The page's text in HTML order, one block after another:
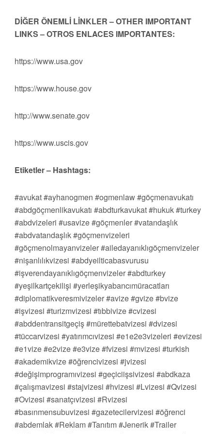
DİĞER ÖNEMLİ LİNKLER – OTHER IMPORTANT
LINKS – OTROS ENLACES IMPORTANTES:
https://www.usa.gov
https://www.house.gov
http://www.senate.gov
https://www.uscis.gov
Etiketler – Hashtags:
#avukat #ayhanogmen #ogmenlaw #göçmenavukatı
#abdgöçmenlikavukatı #abdturkavukat #hukuk #turkey
#abdvizeleri #usavize #göçmenler #vatandaşlık
#abdvatandaşlık #göçmenvizeleri
#göçmenolmayanvizeler #ailedayanıklıgöçmenvizeler
#nişanlılıkvizesi #abdyeilticabasvurusu
#işverendayanıklıgöçmenvizeler #abdturkey
#yeşilkartçekilişi #yerleşikyabancımüracatları
#diplomatikveresmivizeler #avize #gvize #bvize
#işvizesi #turizmvizesi #tıbbivize #cvizesi
#abddentransitgeçiş #mürettebatvizesi #dvizesi
#tüccarvizesi #yatırımcıvizesi #e1e2e3vizeleri #evizesi
#e1vize #e2vize #e3vize #fvizesi #mvizesi #turkish
#akademikvize #öğrencivizesi #jvizesi
#değişimprogramıvizesi #geçiciişsivizesi #abdkaza
#çalışmavizesi #stajvizesi #hvizesi #Lvizesi #Qvizesi
#Ovizesi #sanatçıvizesi #Rvizesi
#basınmensubuvizesi #gazetecilervizesi #öğrenci
#abdemlak #Reklam #Tanıtım #Jenerik #Trailer